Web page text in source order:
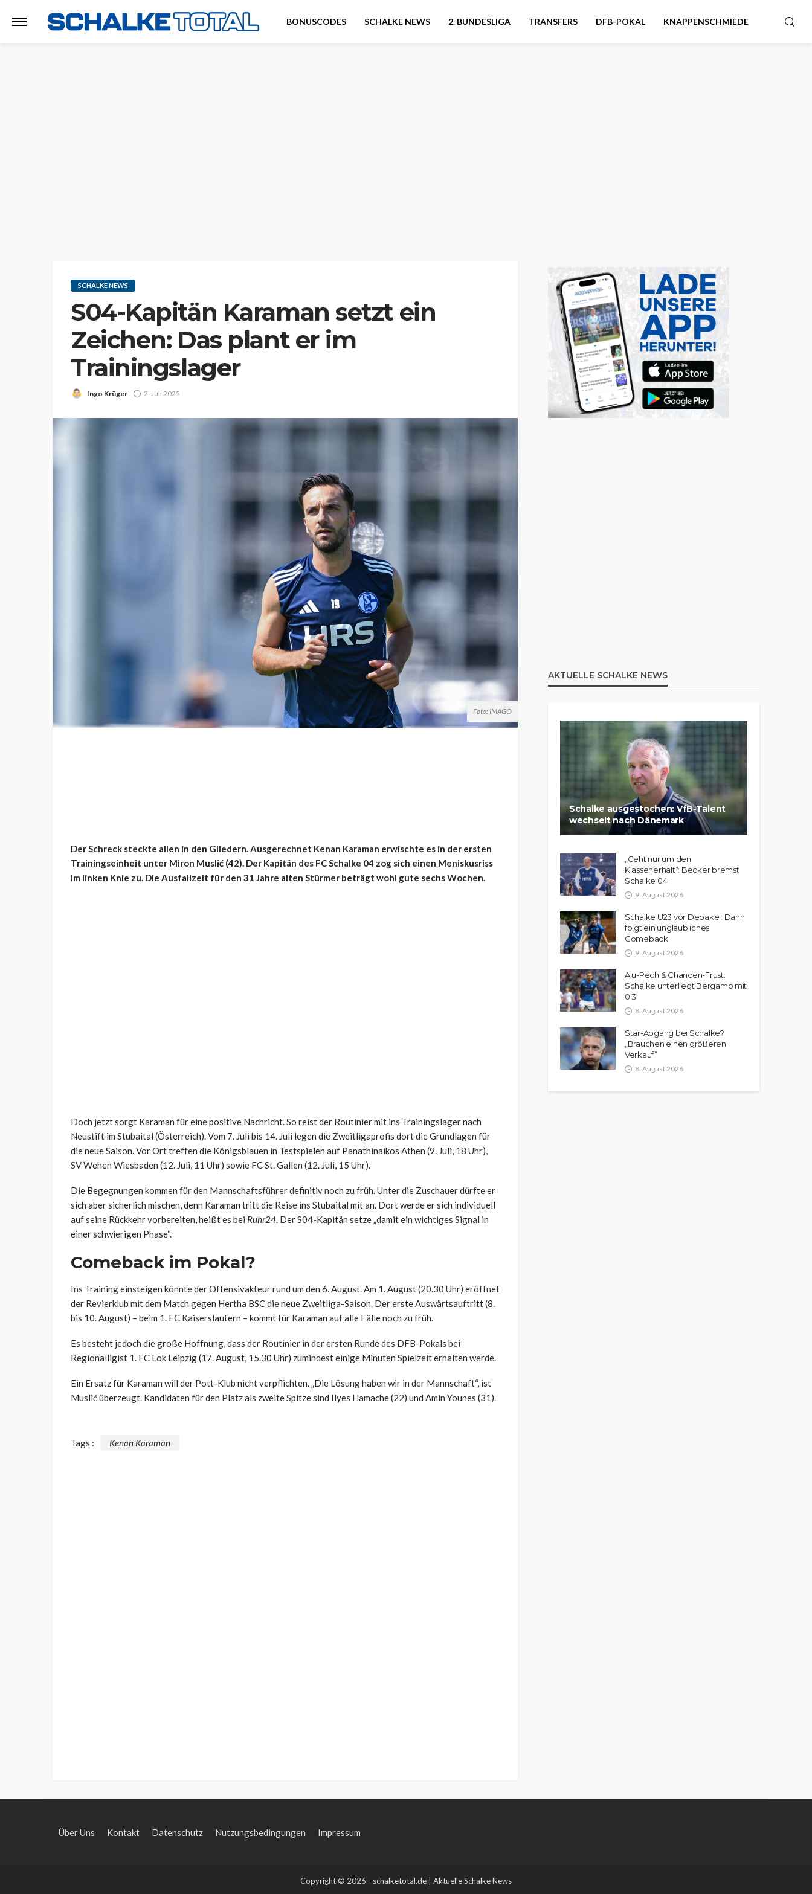
BONUSCODES SCHALKE NEWS 2. BUNDESLIGA TRANSFERS DFB-POKAL KNAPPENSCHMIEDE
SCHALKE NEWS
S04-Kapitän Karaman setzt ein
Zeichen: Das plant er im
Trainingslager
Ingo Krüger 2. Juli 2025
Foto: IMAGO
Der Schreck steckte allen in den Gliedern. Ausgerechnet Kenan Karaman erwischte es in der ersten
Trainingseinheit unter Miron Muslić (42). Der Kapitän des FC Schalke 04 zog sich einen Meniskusriss
im linken Knie zu. Die Ausfallzeit für den 31 Jahre alten Stürmer beträgt wohl gute sechs Wochen.
Doch jetzt sorgt Karaman für eine positive Nachricht. So reist der Routinier mit ins Trainingslager nach
Neustift im Stubaital (Österreich). Vom 7. Juli bis 14. Juli legen die Zweitligaprofis dort die Grundlagen für
die neue Saison. Vor Ort treffen die Königsblauen in Testspielen auf Panathinaikos Athen (9. Juli, 18 Uhr),
SV Wehen Wiesbaden (12. Juli, 11 Uhr) sowie FC St. Gallen (12. Juli, 15 Uhr).
Die Begegnungen kommen für den Mannschaftsführer definitiv noch zu früh. Unter die Zuschauer dürfte er
sich aber sicherlich mischen, denn Karaman tritt die Reise ins Stubaital mit an. Dort werde er sich individuell
auf seine Rückkehr vorbereiten, heißt es bei Ruhr24. Der S04-Kapitän setze „damit ein wichtiges Signal in
einer schwierigen Phase“.
Comeback im Pokal?
Ins Training einsteigen könnte der Offensivakteur rund um den 6. August. Am 1. August (20.30 Uhr) eröffnet
der Revierklub mit dem Match gegen Hertha BSC die neue Zweitliga-Saison. Der erste Auswärtsauftritt (8.
bis 10. August) – beim 1. FC Kaiserslautern – kommt für Karaman auf alle Fälle noch zu früh.
Es besteht jedoch die große Hoffnung, dass der Routinier in der ersten Runde des DFB-Pokals bei
Regionalligist 1. FC Lok Leipzig (17. August, 15.30 Uhr) zumindest einige Minuten Spielzeit erhalten werde.
Ein Ersatz für Karaman will der Pott-Klub nicht verpflichten. „Die Lösung haben wir in der Mannschaft“, ist
Muslić überzeugt. Kandidaten für den Platz als zweite Spitze sind Ilyes Hamache (22) und Amin Younes (31).
Tags : Kenan Karaman
AKTUELLE SCHALKE NEWS
Schalke ausgestochen: VfB-Talent
wechselt nach Dänemark
„Geht nur um den
Klassenerhalt“: Becker bremst
Schalke 04
9. August 2026
Schalke U23 vor Debakel: Dann
folgt ein unglaubliches
Comeback
9. August 2026
Alu-Pech & Chancen-Frust:
Schalke unterliegt Bergamo mit
0:3
8. August 2026
Star-Abgang bei Schalke?
„Brauchen einen größeren
Verkauf“
8. August 2026
Über Uns Kontakt Datenschutz Nutzungsbedingungen Impressum
Copyright © 2026 - schalketotal.de | Aktuelle Schalke News